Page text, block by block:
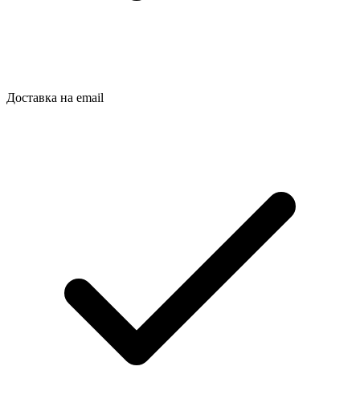
Доставка на email